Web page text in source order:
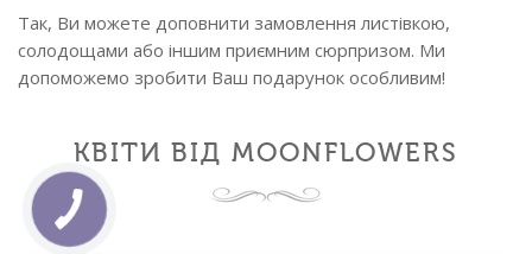
Так, Ви можете доповнити замовлення листівкою,
солодощами або іншим приємним сюрпризом. Ми
допоможемо зробити Ваш подарунок особливим!
КВІТИ ВІД MOONFLOWERS